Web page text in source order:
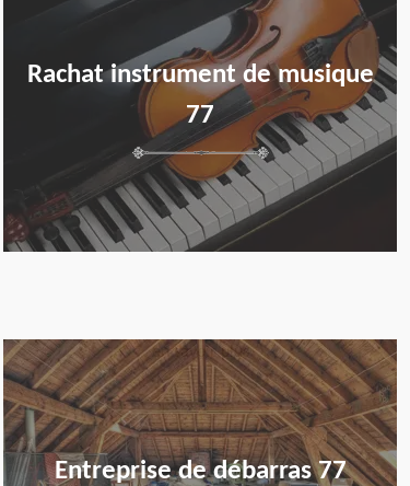
Rachat instrument de musique
77
Entreprise de débarras 77
en savoir plus